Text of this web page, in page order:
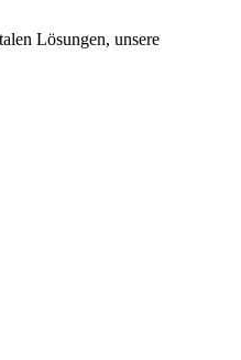
Lösungen, unsere